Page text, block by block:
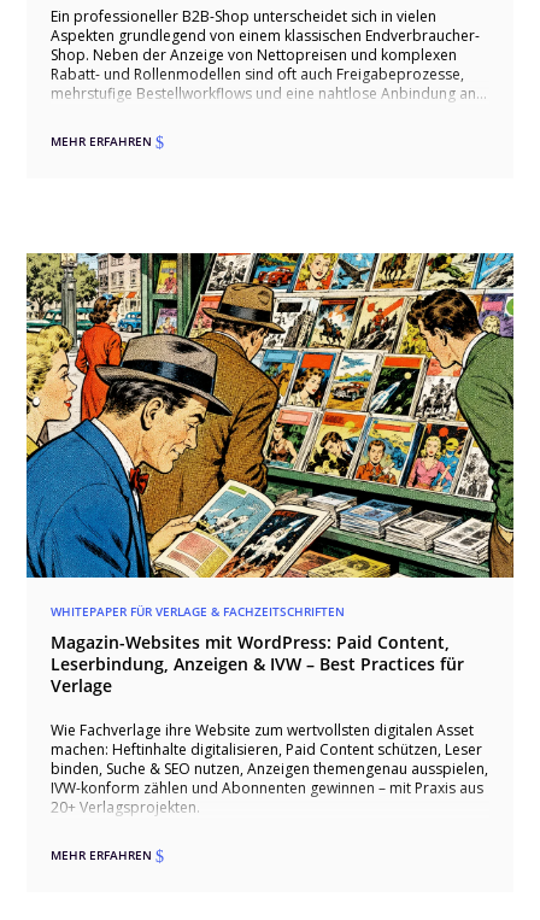
Ein professioneller B2B-Shop unterscheidet sich in vielen
Aspekten grundlegend von einem klassischen Endverbraucher-
Shop. Neben der Anzeige von Nettopreisen und komplexen
Rabatt- und Rollenmodellen sind oft auch Freigabeprozesse,
mehrstufige Bestellworkflows und eine nahtlose Anbindung an
zeigt, wie sich WooCommerce mit spezifischen Plugins und
individuellen Anpassungen zu einem leistungsfähigen B2B-Shop
Firmendaten und branchenspezifische Richtlinien berücksichtigt
werden müssen. Insgesamt wird deutlich, dass WooCommerce
dank seiner Flexibilität und der Vielfalt an Erweiterungen eine
solide Basis für nahezu alle B2B-Szenarien bietet – von der
Registrierung mit Gewerbenachweis über individuelle Preislisten
bis hin zu verzahnten Marketing- und Serviceprozessen.
MEHR ERFAHREN$
WHITEPAPER FÜR VERLAGE & FACHZEITSCHRIFTEN
Magazin-Websites mit WordPress: Paid Content,
Leserbindung, Anzeigen & IVW – Best Practices für
Verlage
Wie Fachverlage ihre Website zum wertvollsten digitalen Asset
machen: Heftinhalte digitalisieren, Paid Content schützen, Leser
binden, Suche & SEO nutzen, Anzeigen themengenau ausspielen,
IVW-konform zählen und Abonnenten gewinnen – mit Praxis aus
20+ Verlagsprojekten.
MEHR ERFAHREN$